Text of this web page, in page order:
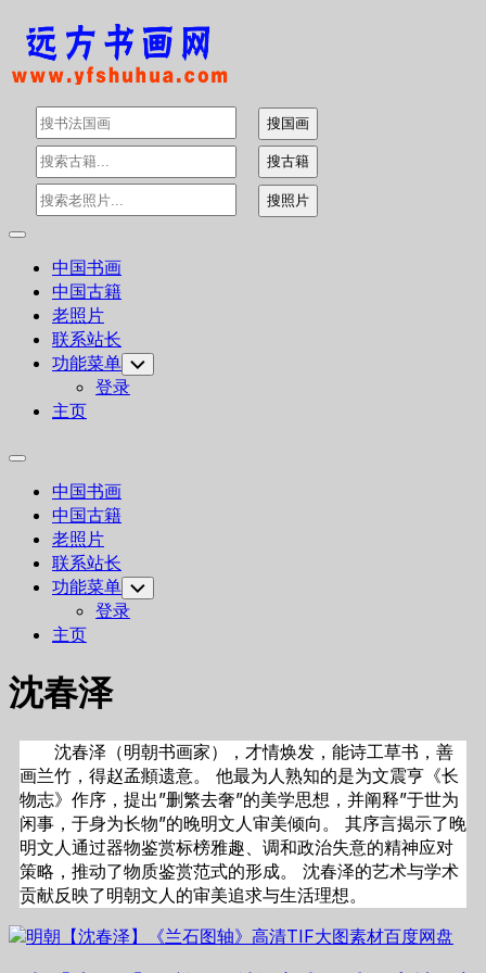
Skip
content
Expand
中国书画
中国古籍
老照片
联系站长
功能菜单 Toggle
Child
Menu
登录
主页
Expand
中国书画
中国古籍
老照片
联系站长
功能菜单 Toggle
Child
Menu
登录
主页
沈春泽
沈春泽（明朝书画家），才情焕发，能诗工草书，善
画兰竹，得赵孟頫遗意。 他最为人熟知的是为文震亨《长
物志》作序，提出”删繁去奢”的美学思想，并阐释”于世为
闲事，于身为长物”的晚明文人审美倾向。 其序言揭示了晚
明文人通过器物鉴赏标榜雅趣、调和政治失意的精神应对
策略，推动了物质鉴赏范式的形成。 沈春泽的艺术与学术
贡献反映了明朝文人的审美追求与生活理想。